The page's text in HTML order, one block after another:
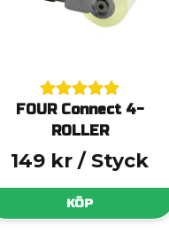
FOUR Connect 4-
ROLLER
149 kr / Styck
KÖP